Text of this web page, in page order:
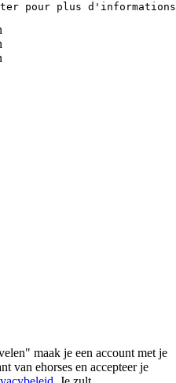
pour plus d'informations
maak je een account met je
van ehorses en accepteer je